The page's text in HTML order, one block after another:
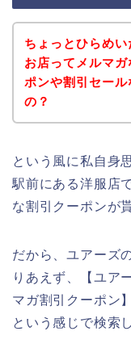
ちょっとひらめ
お店ってメルマ
ポンや割引セー
の？
という風に私自身
駅前にある洋服店
な割引クーポンが
だから、ユアーズ
りあえず、【ユア
マガ割引クーポン
という感じで検索